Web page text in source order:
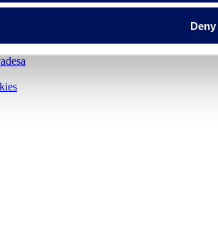
Deny